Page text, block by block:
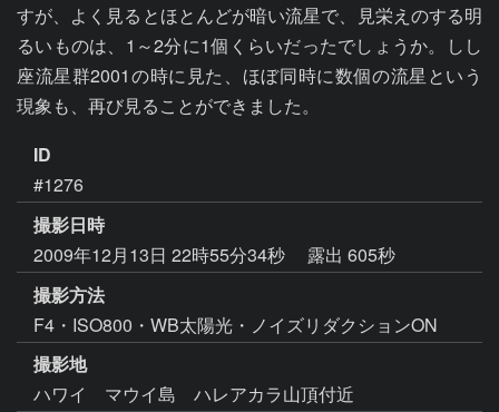
すが、よく見るとほとんどが暗い流星で、見栄えのする明
るいものは、1～2分に1個くらいだったでしょうか。しし
座流星群2001の時に見た、ほぼ同時に数個の流星という
現象も、再び見ることができました。
ID
#1276
撮影日時
2009年12月13日 22時55分34秒
露出 605秒
撮影方法
F4・ISO800・WB太陽光・ノイズリダクションON
撮影地
ハワイ マウイ島 ハレアカラ山頂付近